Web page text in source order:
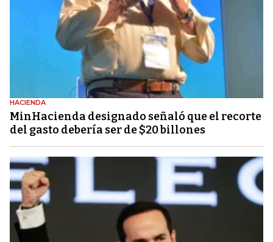
HACIENDA
MinHacienda designado señaló que el recorte
del gasto debería ser de $20 billones